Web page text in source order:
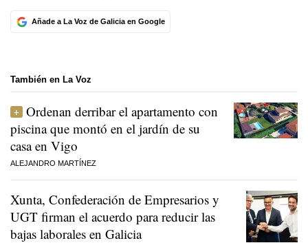
Añade a La Voz de Galicia en Google
También en La Voz
Ordenan derribar el apartamento con
piscina que montó en el jardín de su
casa en Vigo
ALEJANDRO MARTÍNEZ
Xunta, Confederación de Empresarios y
UGT firman el acuerdo para reducir las
bajas laborales en Galicia